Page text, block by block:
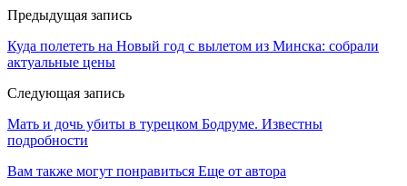
Предыдущая запись
Куда полететь на Новый год с вылетом из Минска: собрали
актуальные цены
Следующая запись
Мать и дочь убиты в турецком Бодруме. Известны
подробности
Вам также могут понравиться Еще от автора